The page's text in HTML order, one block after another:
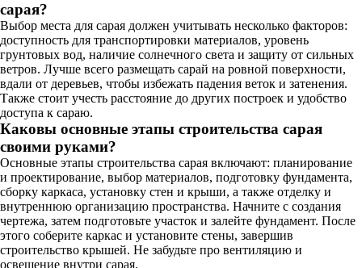
сарая?
Выбор места для сарая должен учитывать несколько факторов:
доступность для транспортировки материалов, уровень
грунтовых вод, наличие солнечного света и защиту от сильных
ветров. Лучше всего размещать сарай на ровной поверхности,
вдали от деревьев, чтобы избежать падения веток и затенения.
Также стоит учесть расстояние до других построек и удобство
доступа к сараю.
Каковы основные этапы строительства сарая
своими руками?
Основные этапы строительства сарая включают: планирование
и проектирование, выбор материалов, подготовку фундамента,
сборку каркаса, установку стен и крыши, а также отделку и
внутреннюю организацию пространства. Начните с создания
чертежа, затем подготовьте участок и залейте фундамент. После
этого соберите каркас и установите стены, завершив
строительство крышей. Не забудьте про вентиляцию и
освещение внутри сарая.